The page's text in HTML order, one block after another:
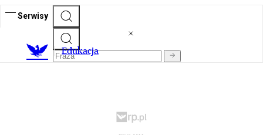
Serwisy
Edukacja